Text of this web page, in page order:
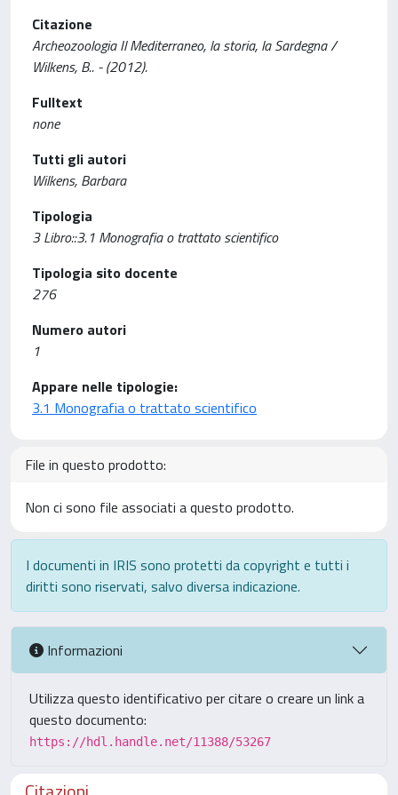
Citazione
Archeozoologia Il Mediterraneo, la storia, la Sardegna /
Wilkens, B.. - (2012).
Fulltext
none
Tutti gli autori
Wilkens, Barbara
Tipologia
3 Libro::3.1 Monografia o trattato scientifico
Tipologia sito docente
276
Numero autori
1
Appare nelle tipologie:
3.1 Monografia o trattato scientifico
File in questo prodotto:
Non ci sono file associati a questo prodotto.
I documenti in IRIS sono protetti da copyright e tutti i
diritti sono riservati, salvo diversa indicazione.
Informazioni
Utilizza questo identificativo per citare o creare un link a
questo documento:
https://hdl.handle.net/11388/53267